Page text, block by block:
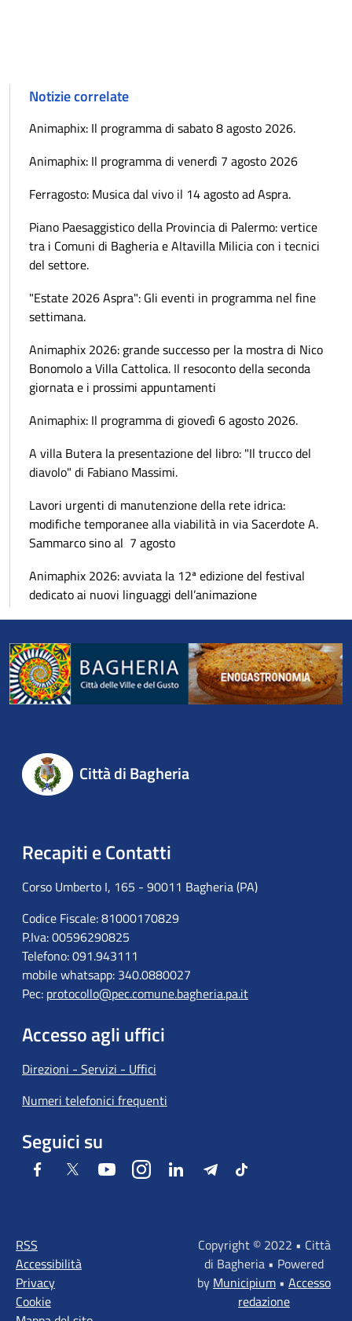
Notizie correlate
Animaphix: Il programma di sabato 8 agosto 2026.
Animaphix: Il programma di venerdì 7 agosto 2026
Ferragosto: Musica dal vivo il 14 agosto ad Aspra.
Piano Paesaggistico della Provincia di Palermo: vertice
tra i Comuni di Bagheria e Altavilla Milicia con i tecnici
del settore.
"Estate 2026 Aspra": Gli eventi in programma nel fine
settimana.
Animaphix 2026: grande successo per la mostra di Nico
Bonomolo a Villa Cattolica. Il resoconto della seconda
giornata e i prossimi appuntamenti
Animaphix: Il programma di giovedì 6 agosto 2026.
A villa Butera la presentazione del libro: "Il trucco del
diavolo" di Fabiano Massimi.
Lavori urgenti di manutenzione della rete idrica:
modifiche temporanee alla viabilità in via Sacerdote A.
Sammarco sino al 7 agosto
Animaphix 2026: avviata la 12ª edizione del festival
dedicato ai nuovi linguaggi dell’animazione
Città di Bagheria
Recapiti e Contatti
Corso Umberto I, 165 - 90011 Bagheria (PA)
Codice Fiscale: 81000170829
P.Iva: 00596290825
Telefono: 091.943111
mobile whatsapp: 340.0880027
Pec: protocollo@pec.comune.bagheria.pa.it
Accesso agli uffici
Direzioni - Servizi - Uffici
Numeri telefonici frequenti
Seguici su
Facebook Twitter YoutubeInstagramLinkedIn TelegramTiktok
RSS
Accessibilità
Privacy
Cookie
Copyright © 2022 • Città
di Bagheria • Powered
by Municipium • Accesso
redazione